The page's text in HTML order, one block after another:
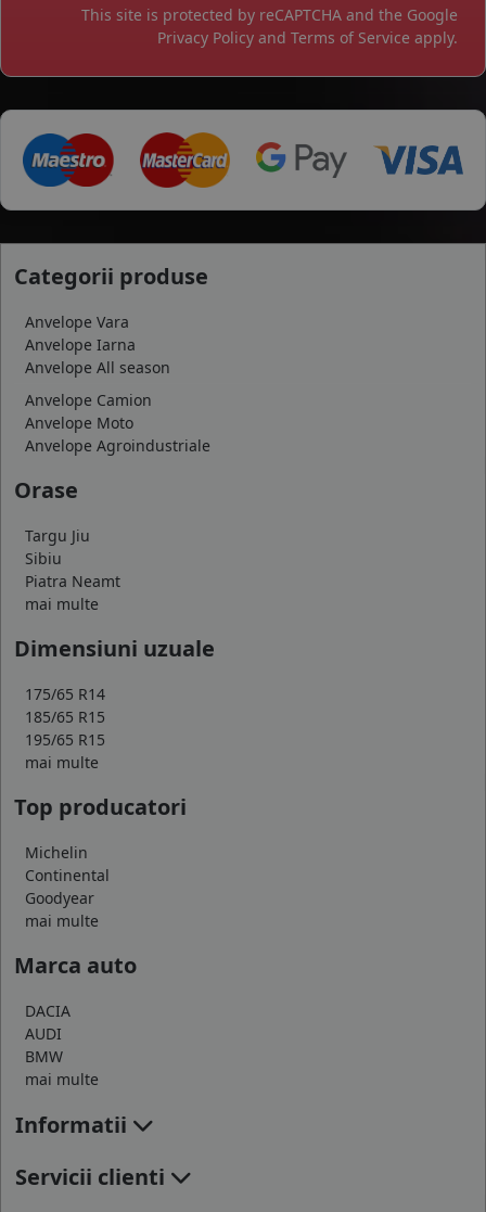
This site is protected by reCAPTCHA and the Google
Privacy Policy and Terms of Service apply.
Categorii produse
Anvelope Vara
Anvelope Iarna
Anvelope All season
Anvelope Camion
Anvelope Moto
Anvelope Agroindustriale
Orase
Targu Jiu
Sibiu
Piatra Neamt
mai multe
Dimensiuni uzuale
175/65 R14
185/65 R15
195/65 R15
mai multe
Top producatori
Michelin
Continental
Goodyear
mai multe
Marca auto
DACIA
AUDI
BMW
mai multe
Informatii
Servicii clienti